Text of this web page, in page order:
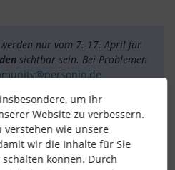
nur vom 7.-17. April für
sichtbar sein. Bei Problemen
dieses Angebot freut und
Denn nur wenn die Woche für
auch eine Chance, dass
um Ihr
Website zu verbessern.
verstehen wie unsere
wir die Inhalte für Sie
können. Durch